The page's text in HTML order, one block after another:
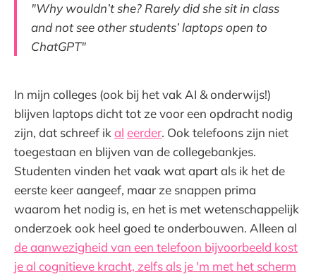
"Why wouldn’t she? Rarely did she sit in class
and not see other students’ laptops open to
ChatGPT"
In mijn colleges (ook bij het vak AI & onderwijs!)
blijven laptops dicht tot ze voor een opdracht nodig
zijn, dat schreef ik al eerder. Ook telefoons zijn niet
toegestaan en blijven van de collegebankjes.
Studenten vinden het vaak wat apart als ik het de
eerste keer aangeef, maar ze snappen prima
waarom het nodig is, en het is met wetenschappelijk
onderzoek ook heel goed te onderbouwen. Alleen al
de aanwezigheid van een telefoon bijvoorbeeld kost
je al cognitieve kracht, zelfs als je 'm met het scherm